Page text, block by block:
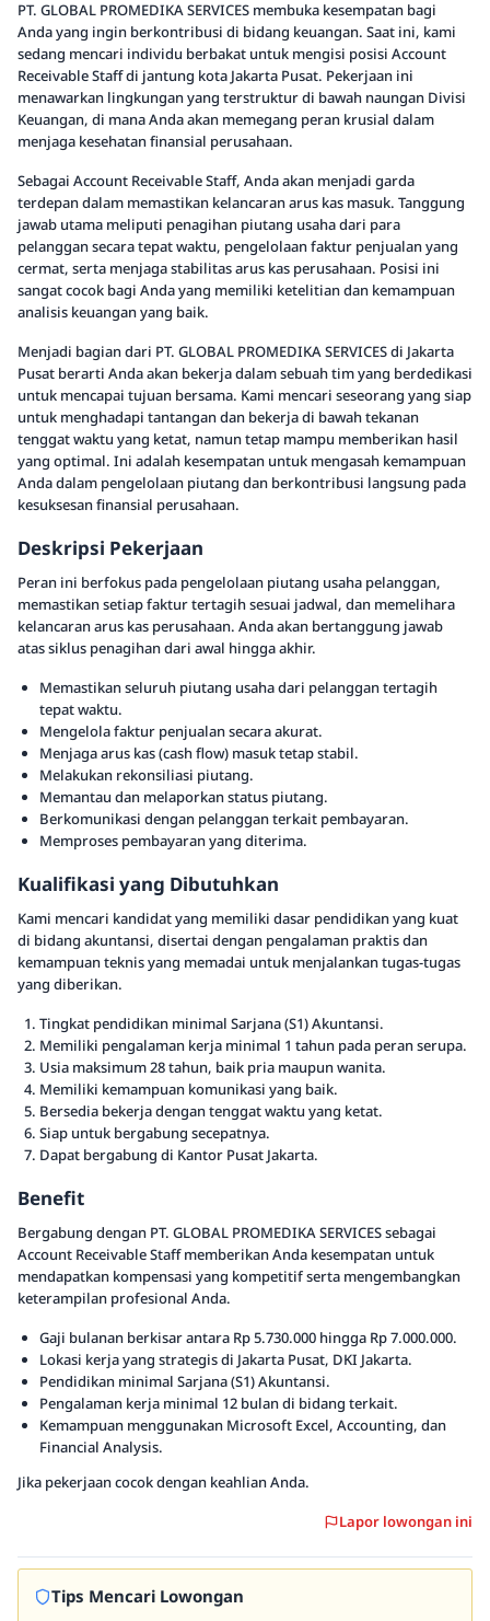
PT. GLOBAL PROMEDIKA SERVICES membuka kesempatan bagi
Anda yang ingin berkontribusi di bidang keuangan. Saat ini, kami
sedang mencari individu berbakat untuk mengisi posisi Account
Receivable Staff di jantung kota Jakarta Pusat. Pekerjaan ini
menawarkan lingkungan yang terstruktur di bawah naungan Divisi
Keuangan, di mana Anda akan memegang peran krusial dalam
menjaga kesehatan finansial perusahaan.
Sebagai Account Receivable Staff, Anda akan menjadi garda
terdepan dalam memastikan kelancaran arus kas masuk. Tanggung
jawab utama meliputi penagihan piutang usaha dari para
pelanggan secara tepat waktu, pengelolaan faktur penjualan yang
cermat, serta menjaga stabilitas arus kas perusahaan. Posisi ini
sangat cocok bagi Anda yang memiliki ketelitian dan kemampuan
analisis keuangan yang baik.
Menjadi bagian dari PT. GLOBAL PROMEDIKA SERVICES di Jakarta
Pusat berarti Anda akan bekerja dalam sebuah tim yang berdedikasi
untuk mencapai tujuan bersama. Kami mencari seseorang yang siap
untuk menghadapi tantangan dan bekerja di bawah tekanan
tenggat waktu yang ketat, namun tetap mampu memberikan hasil
yang optimal. Ini adalah kesempatan untuk mengasah kemampuan
Anda dalam pengelolaan piutang dan berkontribusi langsung pada
kesuksesan finansial perusahaan.
Deskripsi Pekerjaan
Peran ini berfokus pada pengelolaan piutang usaha pelanggan,
memastikan setiap faktur tertagih sesuai jadwal, dan memelihara
kelancaran arus kas perusahaan. Anda akan bertanggung jawab
atas siklus penagihan dari awal hingga akhir.
Memastikan seluruh piutang usaha dari pelanggan tertagih
tepat waktu.
Mengelola faktur penjualan secara akurat.
Menjaga arus kas (cash flow) masuk tetap stabil.
Melakukan rekonsiliasi piutang.
Memantau dan melaporkan status piutang.
Berkomunikasi dengan pelanggan terkait pembayaran.
Memproses pembayaran yang diterima.
Kualifikasi yang Dibutuhkan
Kami mencari kandidat yang memiliki dasar pendidikan yang kuat
di bidang akuntansi, disertai dengan pengalaman praktis dan
kemampuan teknis yang memadai untuk menjalankan tugas-tugas
yang diberikan.
Tingkat pendidikan minimal Sarjana (S1) Akuntansi.
Memiliki pengalaman kerja minimal 1 tahun pada peran serupa.
Usia maksimum 28 tahun, baik pria maupun wanita.
Memiliki kemampuan komunikasi yang baik.
Bersedia bekerja dengan tenggat waktu yang ketat.
Siap untuk bergabung secepatnya.
Dapat bergabung di Kantor Pusat Jakarta.
Benefit
Bergabung dengan PT. GLOBAL PROMEDIKA SERVICES sebagai
Account Receivable Staff memberikan Anda kesempatan untuk
mendapatkan kompensasi yang kompetitif serta mengembangkan
keterampilan profesional Anda.
Gaji bulanan berkisar antara Rp 5.730.000 hingga Rp 7.000.000.
Lokasi kerja yang strategis di Jakarta Pusat, DKI Jakarta.
Pendidikan minimal Sarjana (S1) Akuntansi.
Pengalaman kerja minimal 12 bulan di bidang terkait.
Kemampuan menggunakan Microsoft Excel, Accounting, dan
Financial Analysis.
Jika pekerjaan cocok dengan keahlian Anda.
Lapor lowongan ini
Tips Mencari Lowongan